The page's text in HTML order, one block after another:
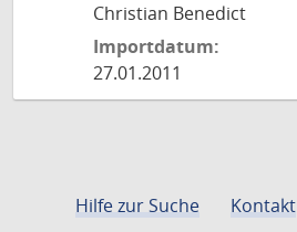
Christian Benedict
Importdatum:
27.01.2011
Hilfe zur Suche Kontakt